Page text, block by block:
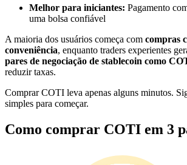
Informação
Melhor para iniciantes: Pagamento
uma bolsa confiável
A maioria dos usuários começa com compras
conveniência, enquanto traders experientes
pares de negociação de stablecoin como
reduzir taxas.
Comprar COTI leva apenas alguns minutos.
simples para começar.
Como comprar COTI em 3